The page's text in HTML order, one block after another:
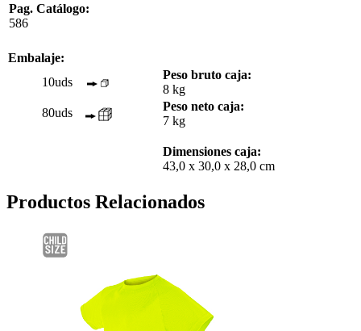
Pag. Catálogo:
586
Embalaje:
10uds
Peso bruto caja:
8 kg
80uds
Peso neto caja:
7 kg
Dimensiones caja:
43,0 x 30,0 x 28,0 cm
Productos Relacionados